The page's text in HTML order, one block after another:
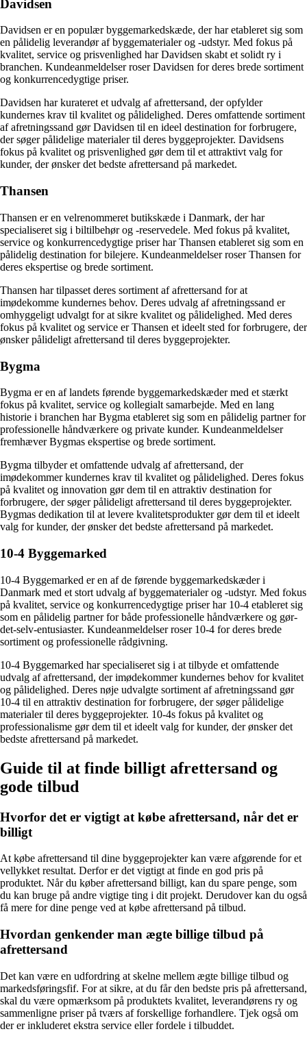
Davidsen
Davidsen er en populær byggemarkedskæde, der har etableret sig som
en pålidelig leverandør af byggematerialer og -udstyr. Med fokus på
kvalitet, service og prisvenlighed har Davidsen skabt et solidt ry i
branchen. Kundeanmeldelser roser Davidsen for deres brede sortiment
og konkurrencedygtige priser.
Davidsen har kurateret et udvalg af afrettersand, der opfylder
kundernes krav til kvalitet og pålidelighed. Deres omfattende sortiment
af afretningssand gør Davidsen til en ideel destination for forbrugere,
der søger pålidelige materialer til deres byggeprojekter. Davidsens
fokus på kvalitet og prisvenlighed gør dem til et attraktivt valg for
kunder, der ønsker det bedste afrettersand på markedet.
Thansen
Thansen er en velrenommeret butikskæde i Danmark, der har
specialiseret sig i biltilbehør og -reservedele. Med fokus på kvalitet,
service og konkurrencedygtige priser har Thansen etableret sig som en
pålidelig destination for bilejere. Kundeanmeldelser roser Thansen for
deres ekspertise og brede sortiment.
Thansen har tilpasset deres sortiment af afrettersand for at
imødekomme kundernes behov. Deres udvalg af afretningssand er
omhyggeligt udvalgt for at sikre kvalitet og pålidelighed. Med deres
fokus på kvalitet og service er Thansen et ideelt sted for forbrugere, der
ønsker pålideligt afrettersand til deres byggeprojekter.
Bygma
Bygma er en af landets førende byggemarkedskæder med et stærkt
fokus på kvalitet, service og kollegialt samarbejde. Med en lang
historie i branchen har Bygma etableret sig som en pålidelig partner for
professionelle håndværkere og private kunder. Kundeanmeldelser
fremhæver Bygmas ekspertise og brede sortiment.
Bygma tilbyder et omfattende udvalg af afrettersand, der
imødekommer kundernes krav til kvalitet og pålidelighed. Deres fokus
på kvalitet og innovation gør dem til en attraktiv destination for
forbrugere, der søger pålideligt afrettersand til deres byggeprojekter.
Bygmas dedikation til at levere kvalitetsprodukter gør dem til et ideelt
valg for kunder, der ønsker det bedste afrettersand på markedet.
10-4 Byggemarked
10-4 Byggemarked er en af de førende byggemarkedskæder i
Danmark med et stort udvalg af byggematerialer og -udstyr. Med fokus
på kvalitet, service og konkurrencedygtige priser har 10-4 etableret sig
som en pålidelig partner for både professionelle håndværkere og gør-
det-selv-entusiaster. Kundeanmeldelser roser 10-4 for deres brede
sortiment og professionelle rådgivning.
10-4 Byggemarked har specialiseret sig i at tilbyde et omfattende
udvalg af afrettersand, der imødekommer kundernes behov for kvalitet
og pålidelighed. Deres nøje udvalgte sortiment af afretningssand gør
10-4 til en attraktiv destination for forbrugere, der søger pålidelige
materialer til deres byggeprojekter. 10-4s fokus på kvalitet og
professionalisme gør dem til et ideelt valg for kunder, der ønsker det
bedste afrettersand på markedet.
Guide til at finde billigt afrettersand og
gode tilbud
Hvorfor det er vigtigt at købe afrettersand, når det er
billigt
At købe afrettersand til dine byggeprojekter kan være afgørende for et
vellykket resultat. Derfor er det vigtigt at finde en god pris på
produktet. Når du køber afrettersand billigt, kan du spare penge, som
du kan bruge på andre vigtige ting i dit projekt. Derudover kan du også
få mere for dine penge ved at købe afrettersand på tilbud.
Hvordan genkender man ægte billige tilbud på
afrettersand
Det kan være en udfordring at skelne mellem ægte billige tilbud og
markedsføringsfif. For at sikre, at du får den bedste pris på afrettersand,
skal du være opmærksom på produktets kvalitet, leverandørens ry og
sammenligne priser på tværs af forskellige forhandlere. Tjek også om
der er inkluderet ekstra service eller fordele i tilbuddet.